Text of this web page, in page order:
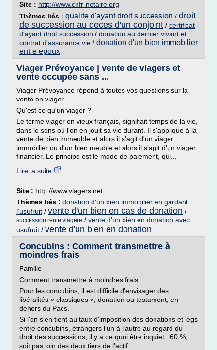
Site : http://www.cnfr-notaire.org
Thèmes liés : qualite d'ayant droit succession / droit
de succession au deces d'un conjoint / certificat
d'ayant droit succession / donation au dernier vivant et
contrat d'assurance vie / donation d'un bien immobilier
entre epoux
Viager Prévoyance | vente de viagers et
vente occupée sans ...
Viager Prévoyance répond à toutes vos questions sur la
vente en viager
Qu'est ce qu'un viager ?
Le terme viager en vieux français, signifiait temps de la vie,
dans le sens où l'on en jouit sa vie durant. Il s'applique à la
vente de bien immeuble et alors il s'agit d'un viager
immobilier ou d'un bien meuble et alors il s'agit d'un viager
financier. Le principe est le mode de paiement, qui...
Lire la suite
Site : http://www.viagers.net
Thèmes liés : donation d'un bien immobilier en gardant
l'usufruit / vente d'un bien en cas de donation /
succession rente viagere / vente d'un bien en donation avec
usufruit / vente d'un bien en donation
Concubins : Comment transmettre à
moindres frais
Famille
Comment transmettre à moindres frais
Pour les concubins, il est difficile d'envisager des
libéralités « classiques », donation ou testament, en
dehors du Pacs.
Si l'on s'en tient au taux d'imposition des donations et legs
entre concubins, étrangers l'un à l'autre au regard du
droit des successions, il y a de quoi être inquiet : 60 %,
soit pas loin des deux tiers de l'actif...